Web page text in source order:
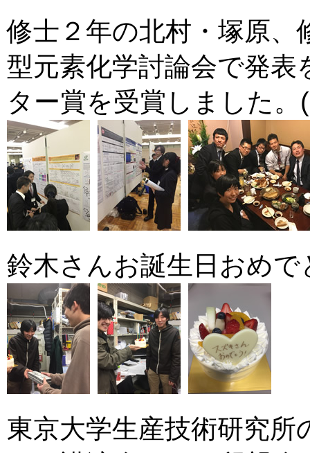
修士２年の北村・塚原、
型元素化学討論会で発
ター賞を受賞しました。
鈴木さんお誕生日おめ
東京大学生産技術研究